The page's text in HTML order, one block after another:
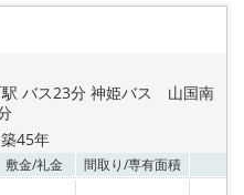
駅 バス23分 神姫バス 山国南
45年
敷金/礼金 間取り/専有面積